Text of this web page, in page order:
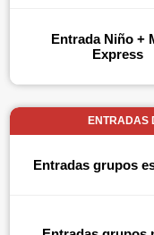
Entrada Niño +
Express
ENTRADAS
Entradas grupos